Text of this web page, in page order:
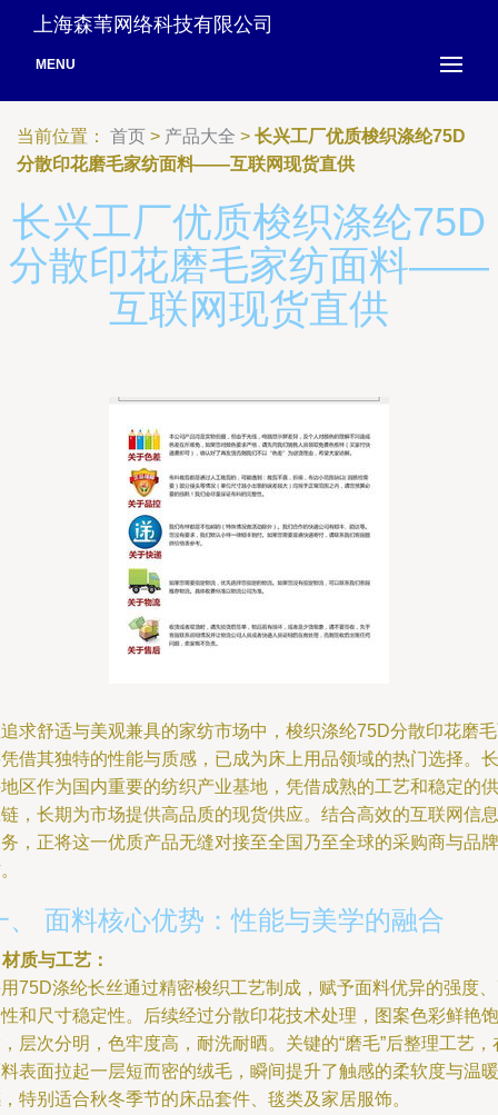
上海森苇网络科技有限公司
MENU
当前位置： 首页 > 产品大全 > 长兴工厂优质梭织涤纶75D
分散印花磨毛家纺面料——互联网现货直供
长兴工厂优质梭织涤纶75D
分散印花磨毛家纺面料——
互联网现货直供
求舒适与美观兼具的家纺市场中，梭织涤纶75D分散印花磨
借其独特的性能与质感，已成为床上用品领域的热门选择。长
区作为国内重要的纺织产业基地，凭借成熟的工艺和稳定的供
，长期为市场提供高品质的现货供应。结合高效的互联网信息
，正将这一优质产品无缝对接至全国乃至全球的采购商与品牌
、 面料核心优势：性能与美学的融合
质与工艺：
75D涤纶长丝通过精密梭织工艺制成，赋予面料优异的强度
和尺寸稳定性。后续经过分散印花技术处理，图案色彩鲜艳饱
层次分明，色牢度高，耐洗耐晒。关键的“磨毛”后整理工艺，
表面拉起一层短而密的绒毛，瞬间提升了触感的柔软度与温暖
特别适合秋冬季节的床品套件、毯类及家居服饰。